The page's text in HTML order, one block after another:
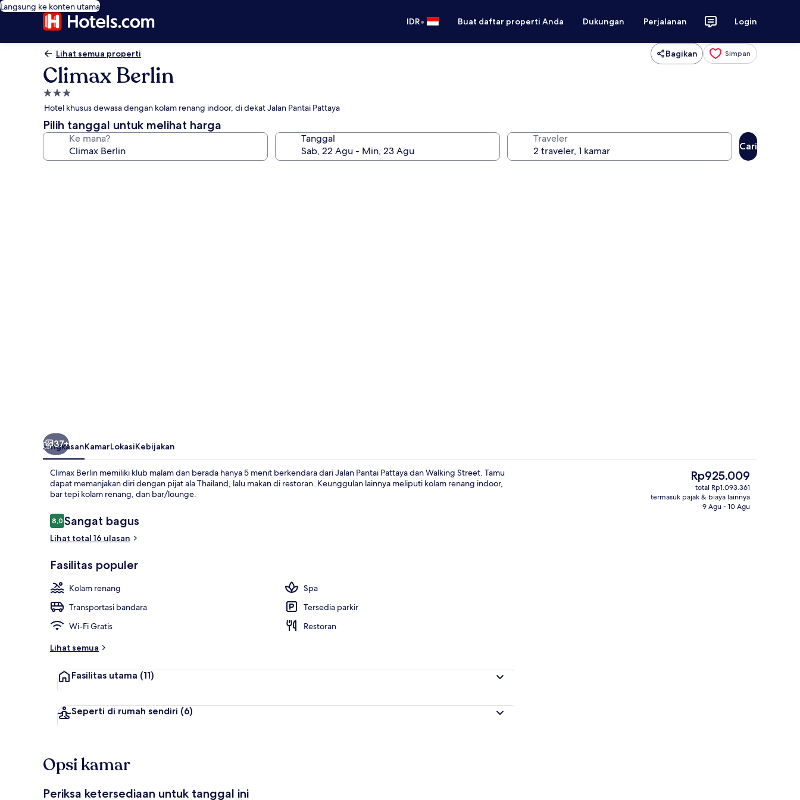
Langsung ke konten utama
IDR• Buat daftar properti Anda Dukungan Perjalanan Login
Lihat semua properti Bagikan Simpan
Climax Berlin
Properti
bintang
3.0
Hotel khusus dewasa dengan kolam renang indoor, di dekat Jalan Pantai Pattaya
Pilih tanggal untuk melihat harga
Ke mana? Tanggal Traveler
Cari
Detail interior
37+
RingkasanKamarLokasiKebijakan
Climax Berlin memiliki klub malam dan berada hanya 5 menit berkendara dari Jalan Pantai Pattaya dan Walking Street. Tamu
dapat memanjakan diri dengan pijat ala Thailand, lalu makan di restoran. Keunggulan lainnya meliputi kolam renang indoor,
bar tepi kolam renang, dan bar/lounge.
Ulasan
8,08,0 dari 10
Sangat bagus
Lihat total 16 ulasan
Fasilitas populer
Kolam renang
Spa
Transportasi bandara
Tersedia parkir
Wi-Fi Gratis
Restoran
Lihat semua
Fasilitas utama (11)
Seperti di rumah sendiri (6)
Harga
saat
ini
Rp925.009
Rp925.009
total Rp1.093.361
termasuk pajak & biaya lainnya
9 Agu - 10 Agu
Opsi kamar
Periksa ketersediaan untuk tanggal ini